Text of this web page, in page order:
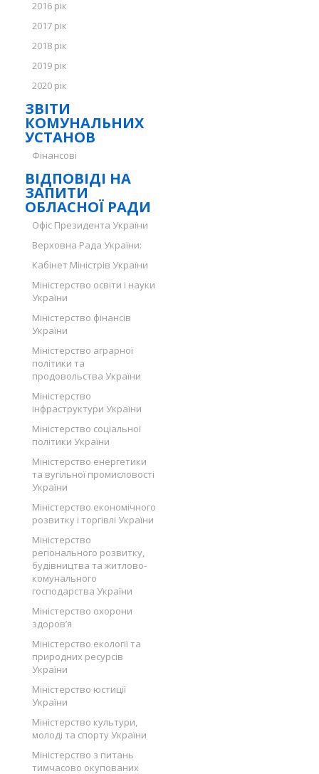
2016 рік
2017 рік
2018 рік
2019 рік
2020 рік
ЗВІТИ
КОМУНАЛЬНИХ
УСТАНОВ
Фінансові
ВІДПОВІДІ НА
ЗАПИТИ
ОБЛАСНОЇ РАДИ
Офіс Президента України
Верховна Рада України:
Кабінет Міністрів України
Міністерство освіти і науки
України
Міністерство фінансів
України
Міністерство аграрної
політики та
продовольства України
Міністерство
інфраструктури України
Міністерство соціальної
політики України
Міністерство енергетики
та вугільної промисловості
України
Міністерство економічного
розвитку і торгівлі України
Міністерство
регіонального розвитку,
будівництва та житлово-
комунального
господарства України
Міністерство охорони
здоров’я
Міністерство екології та
природних ресурсів
України
Міністерство юстиції
України
Міністерство культури,
молоді та спорту України
Міністерство з питань
тимчасово окупованих